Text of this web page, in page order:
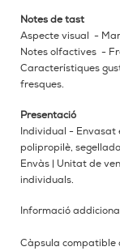
Notes de tast
Aspecte visual -
Notes olfactives -
Característiques
fresques.
Presentació
Individual -
polipropilè,
Envàs | Unitat de
individuals.
Càpsula compatible